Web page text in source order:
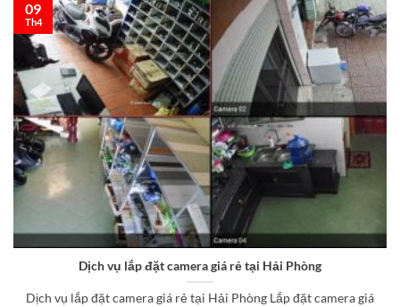
Dịch vụ lắp đặt camera giá rẻ tại Hải Phòng
Dịch vụ lắp đặt camera giá rẻ tại Hải Phòng Lắp đặt camera giá
09
Th4